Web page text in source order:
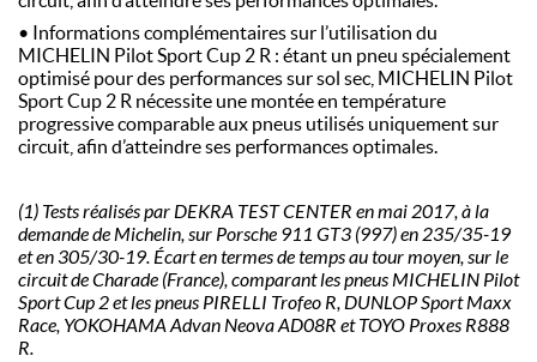
• Informations complémentaires sur l’utilisation du
MICHELIN Pilot Sport Cup 2 R : étant un pneu spécialement
optimisé pour des performances sur sol sec, MICHELIN Pilot
Sport Cup 2 R nécessite une montée en température
progressive comparable aux pneus utilisés uniquement sur
circuit, afin d’atteindre ses performances optimales.
(1) Tests réalisés par DEKRA TEST CENTER en mai 2017, à la
demande de Michelin, sur Porsche 911 GT3 (997) en 235/35-19
et en 305/30-19. Écart en termes de temps au tour moyen, sur le
circuit de Charade (France), comparant les pneus MICHELIN Pilot
Sport Cup 2 et les pneus PIRELLI Trofeo R, DUNLOP Sport Maxx
Race, YOKOHAMA Advan Neova AD08R et TOYO Proxes R888
R.